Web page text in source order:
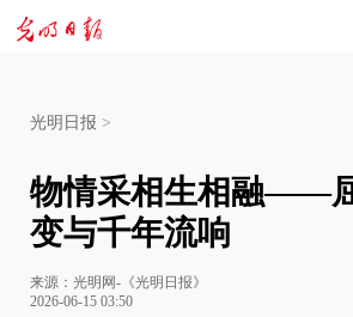
光明日报 >
物情采相生相融——
变与千年流响
来源： 光明网-《光明日报》
2026-06-15 03:50